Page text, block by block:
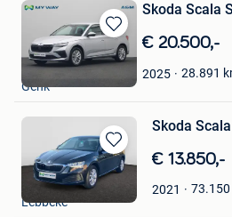
Bewaren
in
Favorieten
Skoda Scala
€ 20.500,-
2025 28.891
Garage Willems NV
Genk
Bewaren
in
Mijn
Favorieten
Skoda
€ 13.850,-
2021 73.150
Thoen Carrosserie
Lebbeke